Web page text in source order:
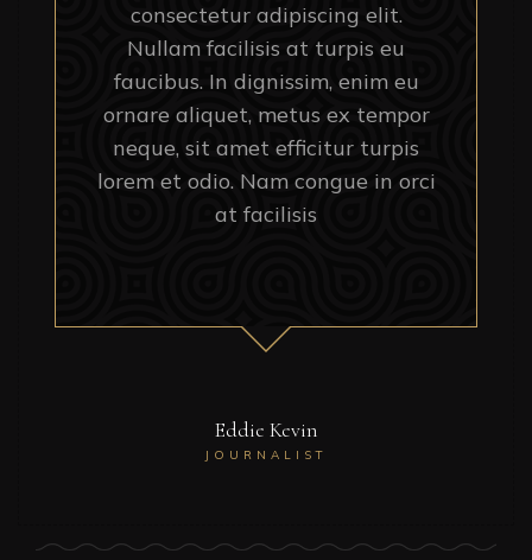
consectetur adipiscing elit.
Nullam facilisis at turpis eu
faucibus. In dignissim, enim eu
ornare aliquet, metus ex tempor
neque, sit amet efficitur turpis
lorem et odio. Nam congue in orci
at facilisis
Eddie Kevin
JOURNALIST